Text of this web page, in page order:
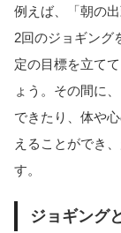
例えば、「朝の
2回のジョギング
定の目標を立て
ょう。その間に
できたり、体や
えることができ
す。
ジョギング